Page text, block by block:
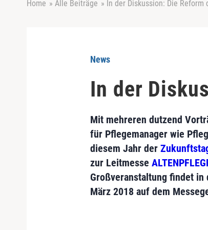
Home » Alle Beiträge » In der Diskussion: Die Reform
News
In der
Mit mehreren dutzend
für Pflegemanager wie
diesem Jahr der
zur Leitmesse
Großveranstaltung findet
März 2018 auf dem